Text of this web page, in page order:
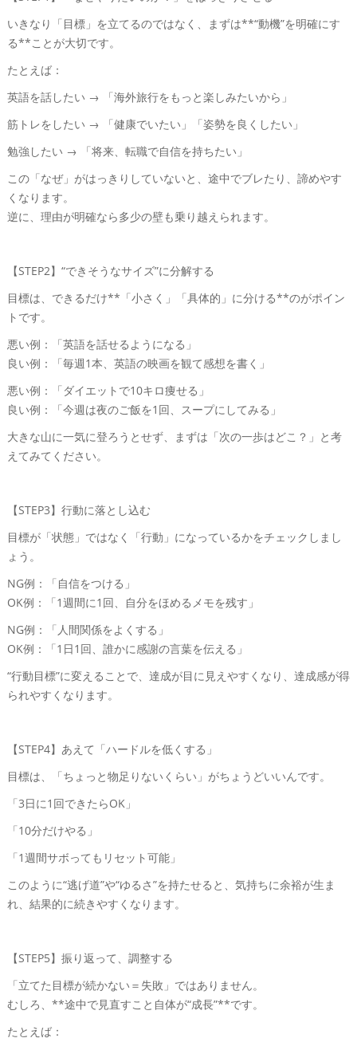
いきなり「目標」を立てるのではなく、まずは**“動機”を明確にす
る**ことが大切です。
たとえば：
英語を話したい → 「海外旅行をもっと楽しみたいから」
筋トレをしたい → 「健康でいたい」「姿勢を良くしたい」
勉強したい → 「将来、転職で自信を持ちたい」
この「なぜ」がはっきりしていないと、途中でブレたり、諦めやす
くなります。
逆に、理由が明確なら多少の壁も乗り越えられます。
【STEP2】“できそうなサイズ”に分解する
目標は、できるだけ**「小さく」「具体的」に分ける**のがポイン
トです。
悪い例：「英語を話せるようになる」
良い例：「毎週1本、英語の映画を観て感想を書く」
悪い例：「ダイエットで10キロ痩せる」
良い例：「今週は夜のご飯を1回、スープにしてみる」
大きな山に一気に登ろうとせず、まずは「次の一歩はどこ？」と考
えてみてください。
【STEP3】行動に落とし込む
目標が「状態」ではなく「行動」になっているかをチェックしまし
ょう。
NG例：「自信をつける」
OK例：「1週間に1回、自分をほめるメモを残す」
NG例：「人間関係をよくする」
OK例：「1日1回、誰かに感謝の言葉を伝える」
“行動目標”に変えることで、達成が目に見えやすくなり、達成感が得
られやすくなります。
【STEP4】あえて「ハードルを低くする」
目標は、「ちょっと物足りないくらい」がちょうどいいんです。
「3日に1回できたらOK」
「10分だけやる」
「1週間サボってもリセット可能」
このように“逃げ道”や“ゆるさ”を持たせると、気持ちに余裕が生ま
れ、結果的に続きやすくなります。
【STEP5】振り返って、調整する
「立てた目標が続かない＝失敗」ではありません。
むしろ、**途中で見直すこと自体が“成長”**です。
たとえば：